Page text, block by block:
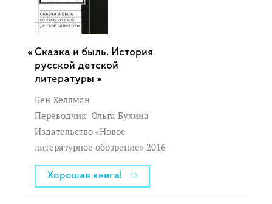
Сказка и быль. История
русской детской
литературы »
Бен Хеллман
Переводчик Ольга Бухина
Издательство «Новое
литературное обозрение» 2016
Хорошая книга! 12